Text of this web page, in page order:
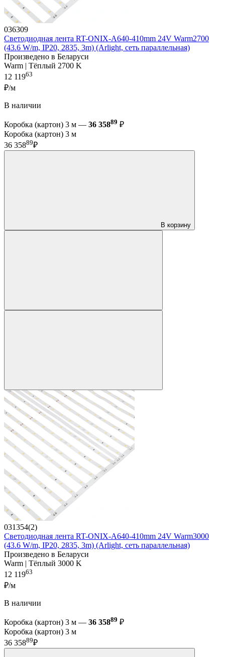
036309
Светодиодная лента RT-ONIX-A640-410mm 24V Warm2700
(43.6 W/m, IP20, 2835, 3m) (Arlight, сеть параллельная)
Произведено в Беларуси
Warm | Тёплый 2700 K
12 11963
₽/м
В наличии
Коробка (картон) 3 м — 36 35889 ₽
Коробка (картон) 3 м
36 35889₽
В корзину
031354(2)
Светодиодная лента RT-ONIX-A640-410mm 24V Warm3000
(43.6 W/m, IP20, 2835, 3m) (Arlight, сеть параллельная)
Произведено в Беларуси
Warm | Тёплый 3000 K
12 11963
₽/м
В наличии
Коробка (картон) 3 м — 36 35889 ₽
Коробка (картон) 3 м
36 35889₽